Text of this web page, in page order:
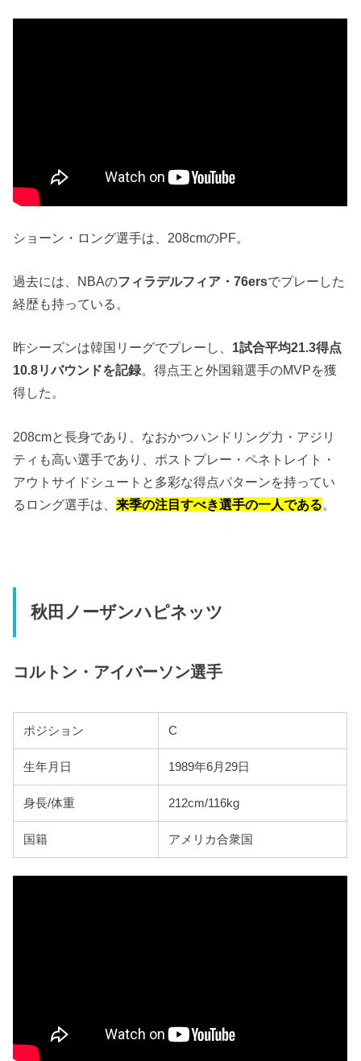
ショーン・ロング選手は、208cmのPF。
過去には、NBAのフィラデルフィア・76ersでプレーした
経歴も持っている。
昨シーズンは韓国リーグでプレーし、 1試合平均21.3得点
10.8リバウンドを記録。得点王と外国籍選手のMVPを獲
得した。
208cmと長身であり、なおかつハンドリング力・アジリ
ティも高い選手であり、ポストプレー・ペネトレイト・
アウトサイドシュートと多彩な得点パターンを持ってい
るロング選手は、来季の注目すべき選手の一人である。
秋田ノーザンハピネッツ
コルトン・アイバーソン選手
ポジション C
生年月日 1989年6月29日
身長/体重 212cm/116kg
国籍 アメリカ合衆国